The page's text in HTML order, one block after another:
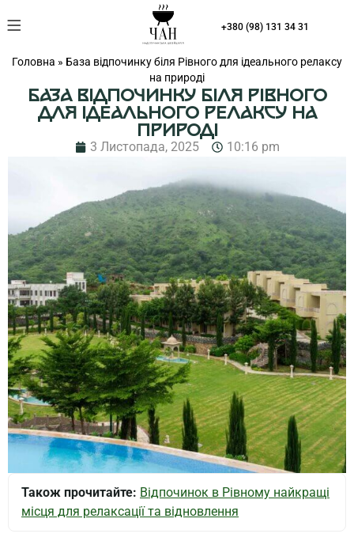
+380 (98) 131 34 31
Головна » База відпочинку біля Рівного для ідеального релаксу
на природі
БАЗА ВІДПОЧИНКУ БІЛЯ РІВНОГО
ДЛЯ ІДЕАЛЬНОГО РЕЛАКСУ НА
ПРИРОДІ
3 Листопада, 2025 10:16 pm
Також прочитайте: Відпочинок в Рівному найкращі
місця для релаксації та відновлення